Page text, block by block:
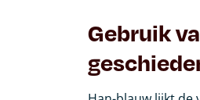
Gebruik